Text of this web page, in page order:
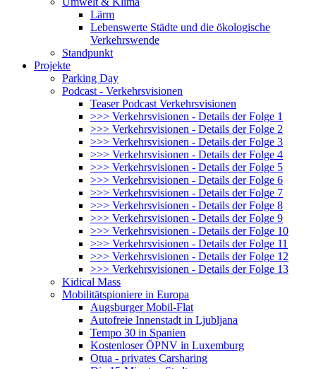
Lärm
Lebenswerte Städte und die ökologische
Verkehrswende
Standpunkt
Projekte
Parking Day
Podcast - Verkehrsvisionen
Teaser Podcast Verkehrsvisionen
>>> Verkehrsvisionen - Details der Folge 1
>>> Verkehrsvisionen - Details der Folge 2
>>> Verkehrsvisionen - Details der Folge 3
>>> Verkehrsvisionen - Details der Folge 4
>>> Verkehrsvisionen - Details der Folge 5
>>> Verkehrsvisionen - Details der Folge 6
>>> Verkehrsvisionen - Details der Folge 7
>>> Verkehrsvisionen - Details der Folge 8
>>> Verkehrsvisionen - Details der Folge 9
>>> Verkehrsvisionen - Details der Folge 10
>>> Verkehrsvisionen - Details der Folge 11
>>> Verkehrsvisionen - Details der Folge 12
>>> Verkehrsvisionen - Details der Folge 13
Kidical Mass
Mobilitätspioniere in Europa
Augsburger Mobil-Flat
Autofreie Innenstadt in Ljubljana
Tempo 30 in Spanien
Kostenloser ÖPNV in Luxemburg
Otua - privates Carsharing